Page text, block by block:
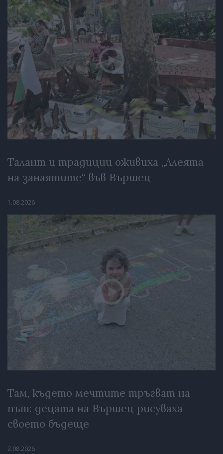
Талант и традиции оживиха „Алеята
на занаятите“ във Вършец
1.08.2026
Там, където мечтите тръгват на
път: децата на Вършец рисуваха
своето бъдеще
2.08.2026